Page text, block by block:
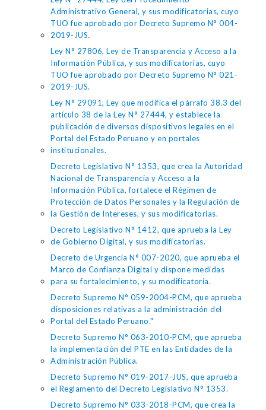
Administrativo General, y sus modificatorias, cuyo
TUO fue aprobado por Decreto Supremo N° 004-
2019-JUS.
Ley N° 27806, Ley de Transparencia y Acceso a la
Información Pública, y sus modificatorias, cuyo
TUO fue aprobado por Decreto Supremo N° 021-
2019-JUS.
Ley N° 29091, Ley que modifica el párrafo 38.3 del
artículo 38 de la Ley N° 27444, y establece la
publicación de diversos dispositivos legales en el
Portal del Estado Peruano y en portales
institucionales.
Decreto Legislativo N° 1353, que crea la Autoridad
Nacional de Transparencia y Acceso a la
Información Pública, fortalece el Régimen de
Protección de Datos Personales y la Regulación de
la Gestión de Intereses, y sus modificatorias.
Decreto Legislativo N° 1412, que aprueba la Ley
de Gobierno Digital, y sus modificatorias.
Decreto de Urgencia N° 007-2020, que aprueba el
Marco de Confianza Digital y dispone medidas
para su fortalecimiento, y su modificatoria.
Decreto Supremo N° 059-2004-PCM, que aprueba
disposiciones relativas a la administración del
Portal del Estado Peruano."
Decreto Supremo N° 063-2010-PCM, que aprueba
la implementación del PTE en las Entidades de la
Administración Pública.
Decreto Supremo N° 019-2017-JUS, que aprueba
el Reglamento del Decreto Legislativo N° 1353.
Decreto Supremo N° 033-2018-PCM, que crea la